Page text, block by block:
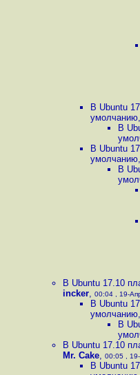
В Ubuntu
умолчанию,
В
В Ubuntu
умолчанию,
В
В Ubuntu 17.10
incker, 00:04 , 19-
В Ubuntu
умолчанию,
В
В Ubuntu 17.10
Mr. Cake, 00:05 ,
В Ubuntu